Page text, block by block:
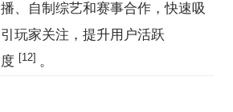
播、自制综艺和赛事合作，快速吸
引玩家关注，提升用户活跃
度
[12] 。